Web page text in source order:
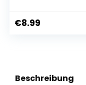
Dehnbarkeit, 3
Yoga Krafttraining
€8.99
Beschreibung